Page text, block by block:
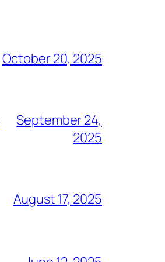
October 20, 2025
September 24,
2025
August 17, 2025